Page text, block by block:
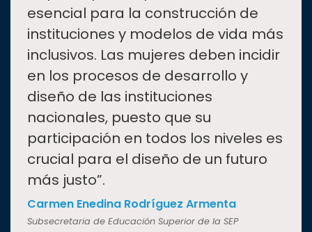
esencial para la construcción de
instituciones y modelos de vida más
inclusivos. Las mujeres deben incidir
en los procesos de desarrollo y
diseño de las instituciones
nacionales, puesto que su
participación en todos los niveles es
crucial para el diseño de un futuro
más justo”.
Carmen Enedina Rodríguez Armenta
Subsecretaria de Educación Superior de la SEP